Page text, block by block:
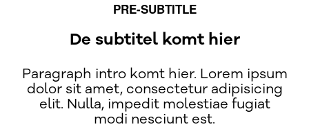
PRE-SUBTITLE
De subtitel komt hier
Paragraph intro komt hier. Lorem ipsum
dolor sit amet, consectetur adipisicing
elit. Nulla, impedit molestiae fugiat
modi nesciunt est.